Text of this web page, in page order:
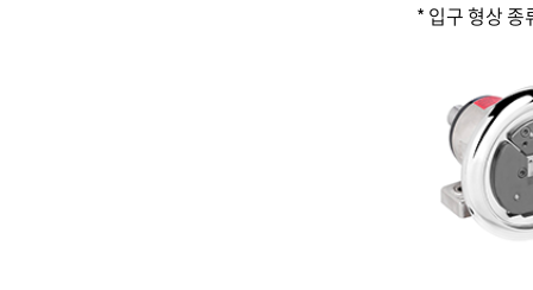
* 입구 형상